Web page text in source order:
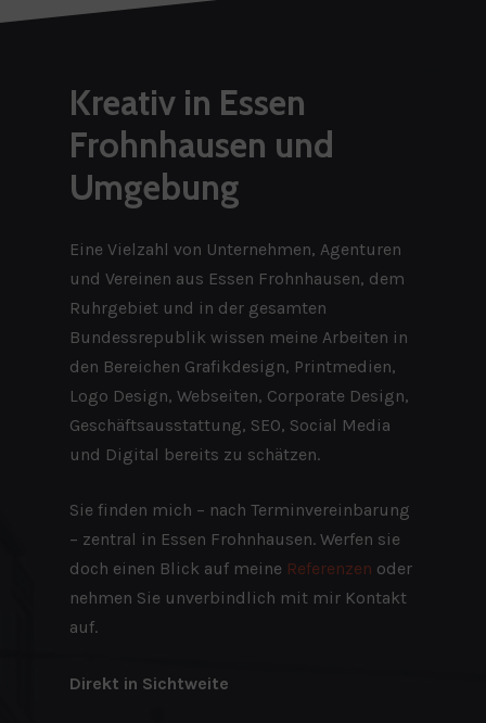
Kreativ in Essen
Frohnhausen und
Umgebung
Eine Vielzahl von Unternehmen, Agenturen
und Vereinen aus Essen Frohnhausen, dem
Ruhrgebiet und in der gesamten
Bundessrepublik wissen meine Arbeiten in
den Bereichen Grafikdesign, Printmedien,
Logo Design, Webseiten, Corporate Design,
Geschäftsausstattung, SEO, Social Media
und Digital bereits zu schätzen.
Sie finden mich – nach Terminvereinbarung
– zentral in Essen Frohnhausen. Werfen sie
doch einen Blick auf meine Referenzen oder
nehmen Sie unverbindlich mit mir Kontakt
auf.
Direkt in Sichtweite